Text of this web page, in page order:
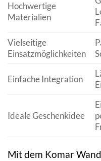
Hochwertige
Materialien
Vielseitige
Einsatzmöglichkeiten
Einfache Integration
Ideale Geschenkidee
Mit dem Komar